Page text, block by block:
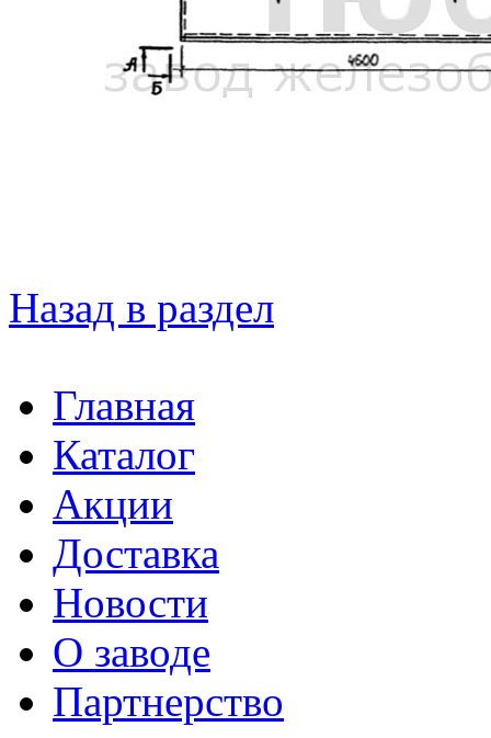
Назад в раздел
Главная
Каталог
Акции
Доставка
Новости
О заводе
Партнерство